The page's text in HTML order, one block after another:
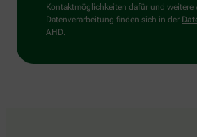
Kontaktmöglichkeiten dafür und weitere
Datenverarbeitung finden sich in der
AHD.